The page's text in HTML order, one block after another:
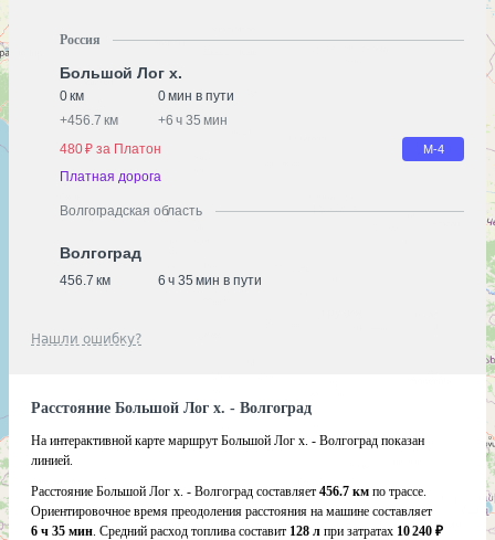
Россия
Большой Лог х.
0 км
0 мин в пути
+456.7 км +6 ч 35 мин
480 ₽ за Платон
М-4
Платная дорога
Волгоградская область
Волгоград
456.7 км 6 ч 35 мин в пути
Нашли ошибку?
Расстояние Большой Лог х. - Волгоград
На интерактивной карте маршрут Большой Лог х. - Волгоград показан
линией.
Расстояние Большой Лог х. - Волгоград составляет 456.7 км по трассе.
Ориентировочное время преодоления расстояния на машине составляет
6 ч 35 мин. Средний расход топлива составит 128 л при затратах 10 240 ₽